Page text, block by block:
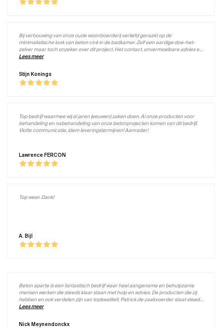
Stijn Konings
Bij verbouwing van onze oude woonboerderij verliefd geraakt op de
minimalistische look van beton ciré in de badkamer. Zelf een aardige doe-het-
zelver maar toch onzeker over dit project. Het contact, onvermoeibare advies en
uiteindelijk de nuttige en vermakelijke workshop bij Beton Aparte hebben dat
Lees meer
Lawrence FERCON
Top bedrijf waarmee wij al jaren (eeuwen) zaken doen. Al onze producten voor
behandeling en nabehandeling van onze betonprojecten komen van dit bedrijf.
Vlotte communicatie, idem leveringstermijnen! Aanrader!
A. Bijl
Top weer. Dank!
Nick Meynendonckx
Beton aparte is een fantastisch bedrijf waar heel aangename en behulpzame
mensen werken die steeds klaar staan met hulp en advies. De producten die zij
hebben en ook verdelen zijn van topkwaliteit. Patrick de zaakvoerder staat steeds
klaar met een bakje koffie.
Lees meer